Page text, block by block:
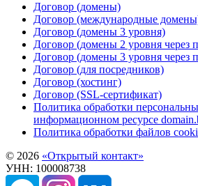
Договор (домены)
Договор (международные
Договор (домены 3 уровня)
Договор (домены 2 уровня через
Договор (домены 3 уровня через
Договор (для посредников)
Договор (хостинг)
Договор (SSL-сертификат)
Политика обработки
информационном ресурсе
Политика обработки файлов
© 2026 «Открытый контакт»
УНН: 100008738